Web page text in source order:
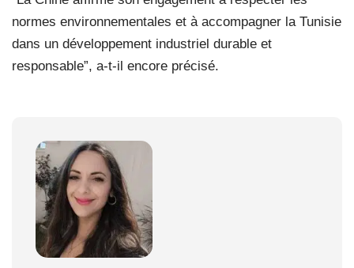
normes environnementales et à accompagner la Tunisie
dans un développement industriel durable et
responsable”, a-t-il encore précisé.